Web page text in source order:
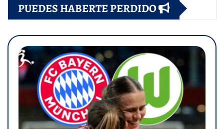
PUEDES HABERTE PERDIDO